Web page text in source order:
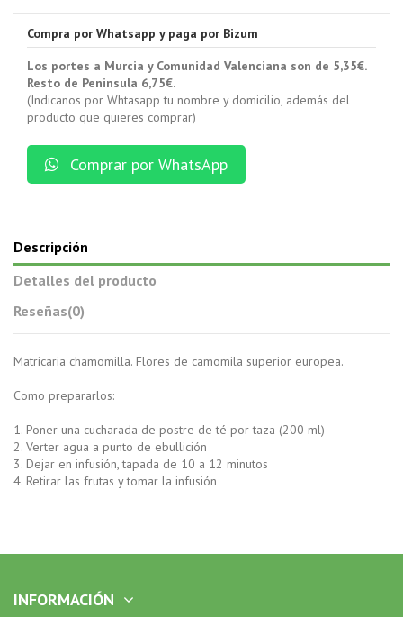
Compra por Whatsapp y paga por Bizum
Los portes a Murcia y Comunidad Valenciana son de 5,35€.
Resto de Peninsula 6,75€.
(Indicanos por Whtasapp tu nombre y domicilio, además del
producto que quieres comprar)
Comprar por WhatsApp
Descripción
Detalles del producto
Reseñas(0)
Matricaria chamomilla. Flores de camomila superior europea.
Como prepararlos:
1. Poner una cucharada de postre de té por taza (200 ml)
2. Verter agua a punto de ebullición
3. Dejar en infusión, tapada de 10 a 12 minutos
4. Retirar las frutas y tomar la infusión
INFORMACIÓN